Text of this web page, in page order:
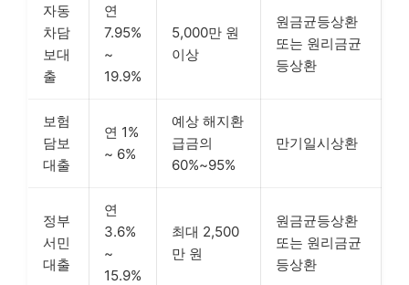
자동
차담
보대
출
연
7.95%
~
19.9%
5,000만 원
이상
원금균등상환
또는 원리금균
등상환
보험
담보
대출
연 1%
~ 6%
예상 해지환
급금의
60%~95%
만기일시상환
정부
서민
대출
연
3.6%
~
15.9%
최대 2,500
만 원
원금균등상환
또는 원리금균
등상환